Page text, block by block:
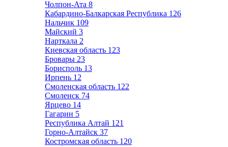
Чолпон-Ата 8
Кабардино-Балкарская Республика 126
Нальчик 109
Майский 3
Нарткала 2
Киевская область 123
Бровары 23
Борисполь 13
Ирпень 12
Смоленская область 122
Смоленск 74
Ярцево 14
Гагарин 5
Республика Алтай 121
Горно-Алтайск 37
Костромская область 120